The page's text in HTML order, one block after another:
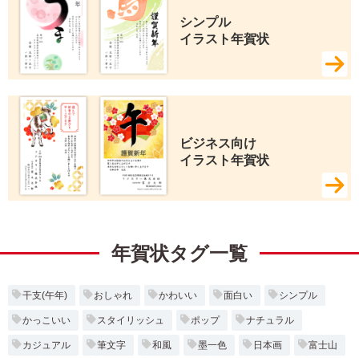
シンプル
イラスト年賀状
ビジネス向け
イラスト年賀状
年賀状タグ一覧
干支(午年) おしゃれ かわいい 面白い シンプル
かっこいい スタイリッシュ ポップ ナチュラル
カジュアル 筆文字 和風 墨一色 日本画 富士山